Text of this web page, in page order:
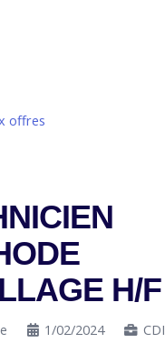
offres
H/F
1/02/2024 CDI